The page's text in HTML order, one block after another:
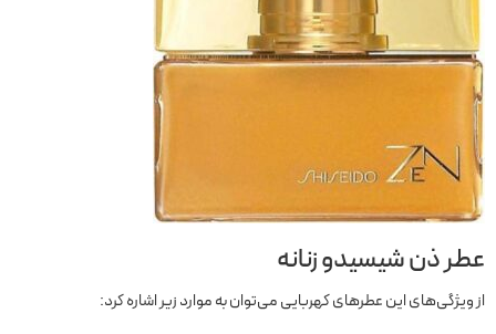
عطر ذن شیسیدو زنانه
از ویژگی‌های این عطرهای کهربایی می‌توان به موارد زیر اشاره کرد: